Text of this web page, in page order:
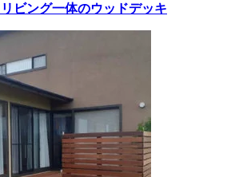
リビング一体のウッドデッキ